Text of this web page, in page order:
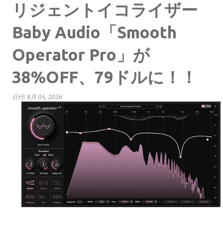
リジェントイコライザー
Baby Audio「Smooth
Operator Pro」が
38%OFF、79ドルに！！
日付: 8月 04, 2026